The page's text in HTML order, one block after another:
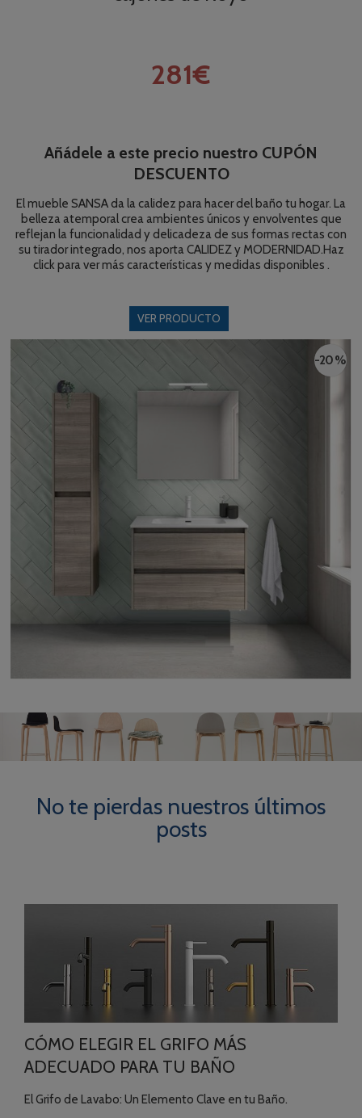
281€
Añádele a este precio nuestro CUPÓN
DESCUENTO
El mueble SANSA da la calidez para hacer del baño tu hogar. La
belleza atemporal crea ambientes únicos y envolventes que
reflejan la funcionalidad y delicadeza de sus formas rectas con
su tirador integrado, nos aporta CALIDEZ y MODERNIDAD.Haz
click para ver más características y medidas disponibles .
VER PRODUCTO
-20 %
No te pierdas nuestros últimos
posts
CÓMO ELEGIR EL GRIFO MÁS
ADECUADO PARA TU BAÑO
El Grifo de Lavabo: Un Elemento Clave en tu Baño.